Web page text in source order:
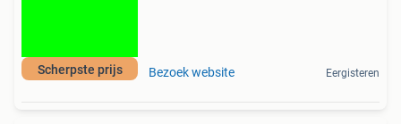
Scherpste prijs Bezoek website Eergisteren